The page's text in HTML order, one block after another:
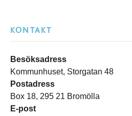
KONTAKT
Besöksadress
Kommunhuset, Storgatan 48
Postadress
Box 18, 295 21 Bromölla
E-post